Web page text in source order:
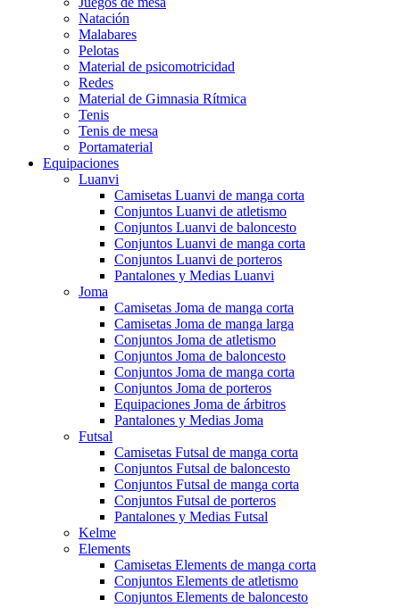
Natación
Malabares
Pelotas
Material de psicomotricidad
Redes
Material de Gimnasia Rítmica
Tenis
Tenis de mesa
Portamaterial
Equipaciones
Luanvi
Camisetas Luanvi de manga corta
Conjuntos Luanvi de atletismo
Conjuntos Luanvi de baloncesto
Conjuntos Luanvi de manga corta
Conjuntos Luanvi de porteros
Pantalones y Medias Luanvi
Joma
Camisetas Joma de manga corta
Camisetas Joma de manga larga
Conjuntos Joma de atletismo
Conjuntos Joma de baloncesto
Conjuntos Joma de manga corta
Conjuntos Joma de porteros
Equipaciones Joma de árbitros
Pantalones y Medias Joma
Futsal
Camisetas Futsal de manga corta
Conjuntos Futsal de baloncesto
Conjuntos Futsal de manga corta
Conjuntos Futsal de porteros
Pantalones y Medias Futsal
Kelme
Elements
Camisetas Elements de manga corta
Conjuntos Elements de atletismo
Conjuntos Elements de baloncesto